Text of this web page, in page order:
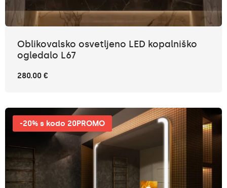
Oblikovalsko osvetljeno LED kopalniško
ogledalo L67
280.00 €
-20% s kodo 20PROMO